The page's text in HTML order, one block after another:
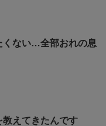
くない…全部おれの息
教えてきたんです